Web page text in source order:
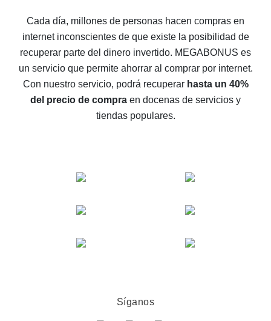
AliExpress
Cómo obtener el reembolso en AliExpress: formas
sencillas de recuperar el dinero
Reembolso del 10% en AliExpress: lo imposible es
posible
El reembolso más rentable en AliExpress: cómo
encontrarlo
Cada día, millones de personas hacen compras en
internet inconscientes de que existe la posibilidad de
recuperar parte del dinero invertido. MEGABONUS es
un servicio que permite ahorrar al comprar por internet.
Con nuestro servicio, podrá recuperar hasta un 40%
del precio de compra en docenas de servicios y
tiendas populares.
Síganos